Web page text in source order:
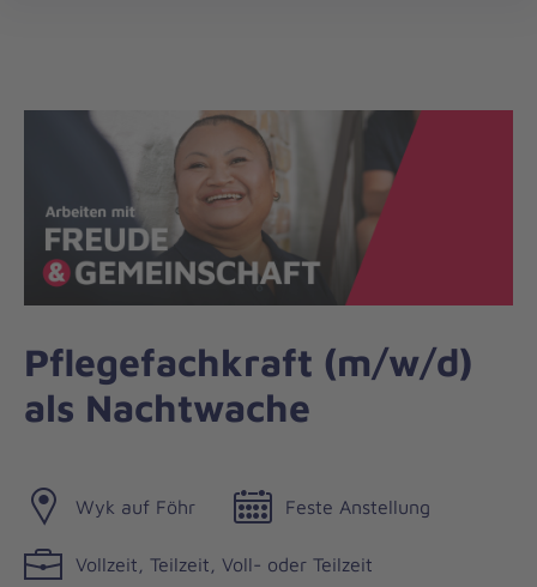
zum
Leben
Pflegefachkraft (m/w/d)
als Nachtwache
Wyk auf Föhr Feste Anstellung
Vollzeit, Teilzeit, Voll- oder Teilzeit